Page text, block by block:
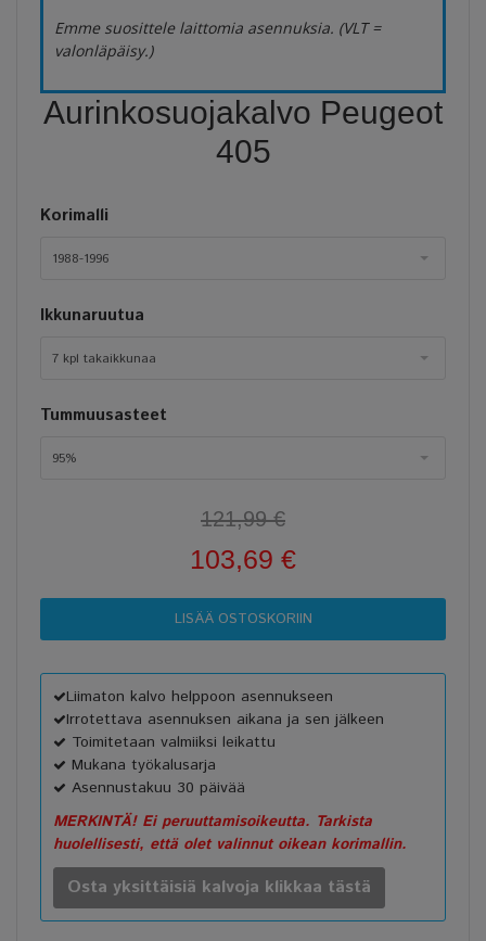
Emme suosittele laittomia asennuksia. (VLT =
valonläpäisy.)
Aurinkosuojakalvo Peugeot
405
Korimalli
1988-1996
Ikkunaruutua
7 kpl takaikkunaa
Tummuusasteet
95%
121,99 €
103,69 €
Liimaton kalvo helppoon asennukseen
Irrotettava asennuksen aikana ja sen jälkeen
Toimitetaan valmiiksi leikattu
Mukana työkalusarja
Asennustakuu 30 päivää
MERKINTÄ! Ei peruuttamisoikeutta. Tarkista
huolellisesti, että olet valinnut oikean korimallin.
Osta yksittäisiä kalvoja klikkaa tästä